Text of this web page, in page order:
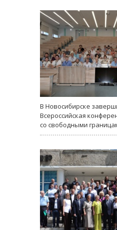
В Новосибирске
Всероссийская
со свободными